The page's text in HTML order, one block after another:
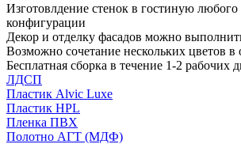
Изготовлдение стенок в гостиную любого
конфигурации
Декор и отделку фасадов можно
Возможно сочетание нескольких цветов в
Бесплатная сборка в течение 1-2 рабочих
ЛДСП
Пластик Alvic Luxe
Пластик HPL
Пленка ПВХ
Полотно АГТ (МДФ)